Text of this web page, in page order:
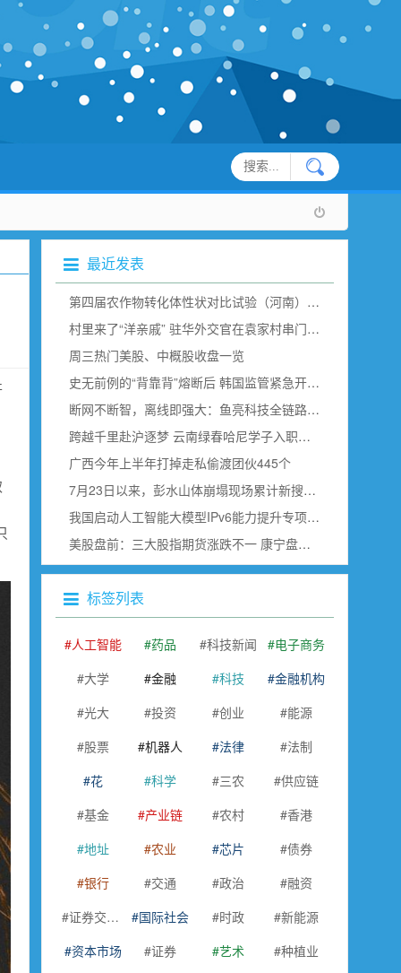
最近发表
第四届农作物转化体性状对比试验（河南）现场观摩在新乡举行
村里来了“洋亲戚” 驻华外交官在袁家村串门“取经”（组图）
周三热门美股、中概股收盘一览
史无前例的“背靠背”熔断后 韩国监管紧急开会说了点啥？
断网不断智，离线即强大：鱼亮科技全链路边缘语音赋能具身智能
跨越千里赴沪逐梦 云南绿春哈尼学子入职上海虹桥空港
广西今年上半年打掉走私偷渡团伙445个
7月23日以来，彭水山体崩塌现场累计新搜寻确认出30名遇难者
我国启动人工智能大模型IPv6能力提升专项行动
美股盘前：三大股指期货涨跌不一 康宁盘前跌超18% SK海力士即将公布财报
标签列表
人工智能 药品 科技新闻
电子商务
大学
金融 科技
金融机构
光大
投资 创业
能源
股票
机器人 法律
法制
花
科学 三农
供应链
基金
产业链 农村
香港
地址
农业 芯片
债券
银行
交通 政治
融资
证券交易所
国际社会 时政
新能源
资本市场
证券 艺术
种植业